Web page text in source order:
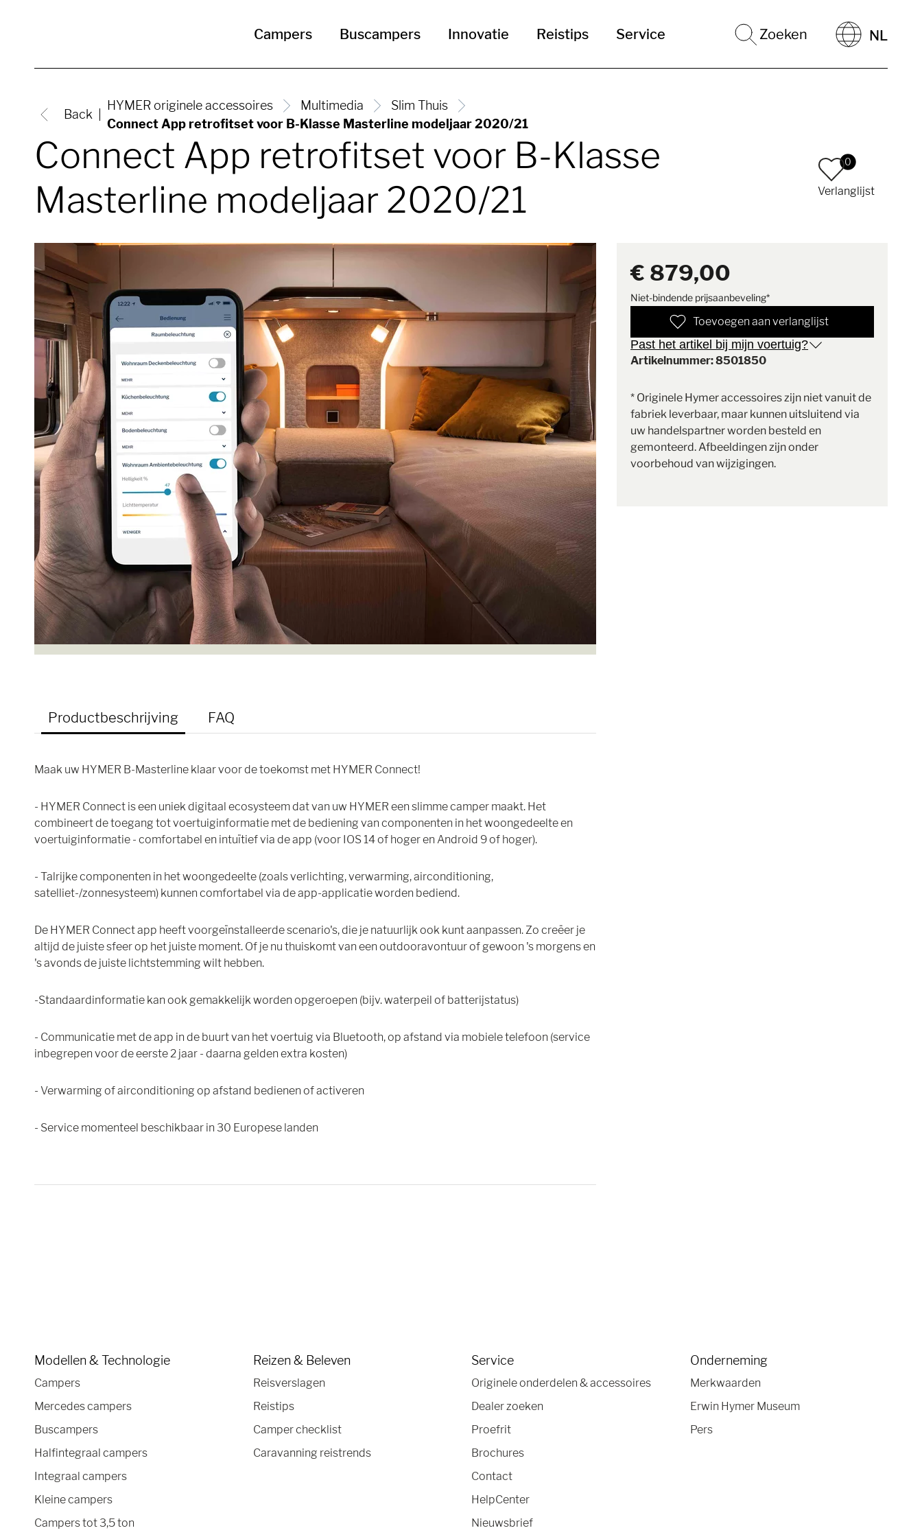
Campers Buscampers Innovatie Reistips Service Zoeken NL
Back
HYMER originele accessoires Multimedia
Slim Thuis
Connect App retrofitset voor B-Klasse Masterline modeljaar 2020/21
Connect App retrofitset voor B-Klasse
Masterline modeljaar 2020/21
0
Verlanglijst
Productbeschrijving FAQ
Maak uw HYMER B-Masterline klaar voor de toekomst met HYMER Connect!
- HYMER Connect is een uniek digitaal ecosysteem dat van uw HYMER een slimme camper maakt. Het
combineert de toegang tot voertuiginformatie met de bediening van componenten in het woongedeelte en
voertuiginformatie - comfortabel en intuïtief via de app (voor IOS 14 of hoger en Android 9 of hoger).
- Talrijke componenten in het woongedeelte (zoals verlichting, verwarming, airconditioning,
satelliet-/zonnesysteem) kunnen comfortabel via de app-applicatie worden bediend.
De HYMER Connect app heeft voorgeïnstalleerde scenario's, die je natuurlijk ook kunt aanpassen. Zo creëer je
altijd de juiste sfeer op het juiste moment. Of je nu thuiskomt van een outdooravontuur of gewoon 's morgens en
's avonds de juiste lichtstemming wilt hebben.
-Standaardinformatie kan ook gemakkelijk worden opgeroepen (bijv. waterpeil of batterijstatus)
- Communicatie met de app in de buurt van het voertuig via Bluetooth, op afstand via mobiele telefoon (service
inbegrepen voor de eerste 2 jaar - daarna gelden extra kosten)
- Verwarming of airconditioning op afstand bedienen of activeren
- Service momenteel beschikbaar in 30 Europese landen
€ 879,00
Niet-bindende prijsaanbeveling*
Toevoegen aan verlanglijst
Past het artikel bij mijn voertuig?
Artikelnummer: 8501850
* Originele Hymer accessoires zijn niet vanuit de
fabriek leverbaar, maar kunnen uitsluitend via
uw handelspartner worden besteld en
gemonteerd. Afbeeldingen zijn onder
voorbehoud van wijzigingen.
Modellen & Technologie
Campers
Mercedes campers
Buscampers
Halfintegraal campers
Integraal campers
Kleine campers
Campers tot 3,5 ton
Reizen & Beleven
Reisverslagen
Reistips
Camper checklist
Caravanning reistrends
Service
Originele onderdelen & accessoires
Dealer zoeken
Proefrit
Brochures
Contact
HelpCenter
Nieuwsbrief
Onderneming
Merkwaarden
Erwin Hymer Museum
Pers